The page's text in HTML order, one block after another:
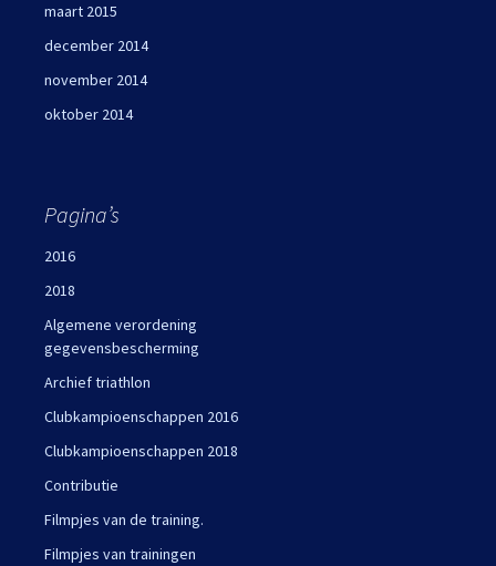
maart 2015
december 2014
november 2014
oktober 2014
Pagina’s
2016
2018
Algemene verordening
gegevensbescherming
Archief triathlon
Clubkampioenschappen 2016
Clubkampioenschappen 2018
Contributie
Filmpjes van de training.
Filmpjes van trainingen